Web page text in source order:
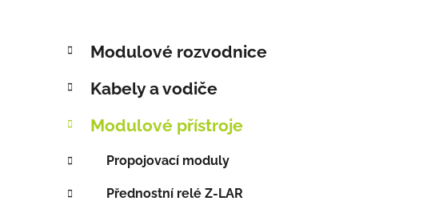
P
s
r
n
n
kategorie
a
e
o
i
Modulové rozvodnice
Kabely a vodiče
Modulové přístroje
Propojovací moduly
Přednostní relé Z-LAR